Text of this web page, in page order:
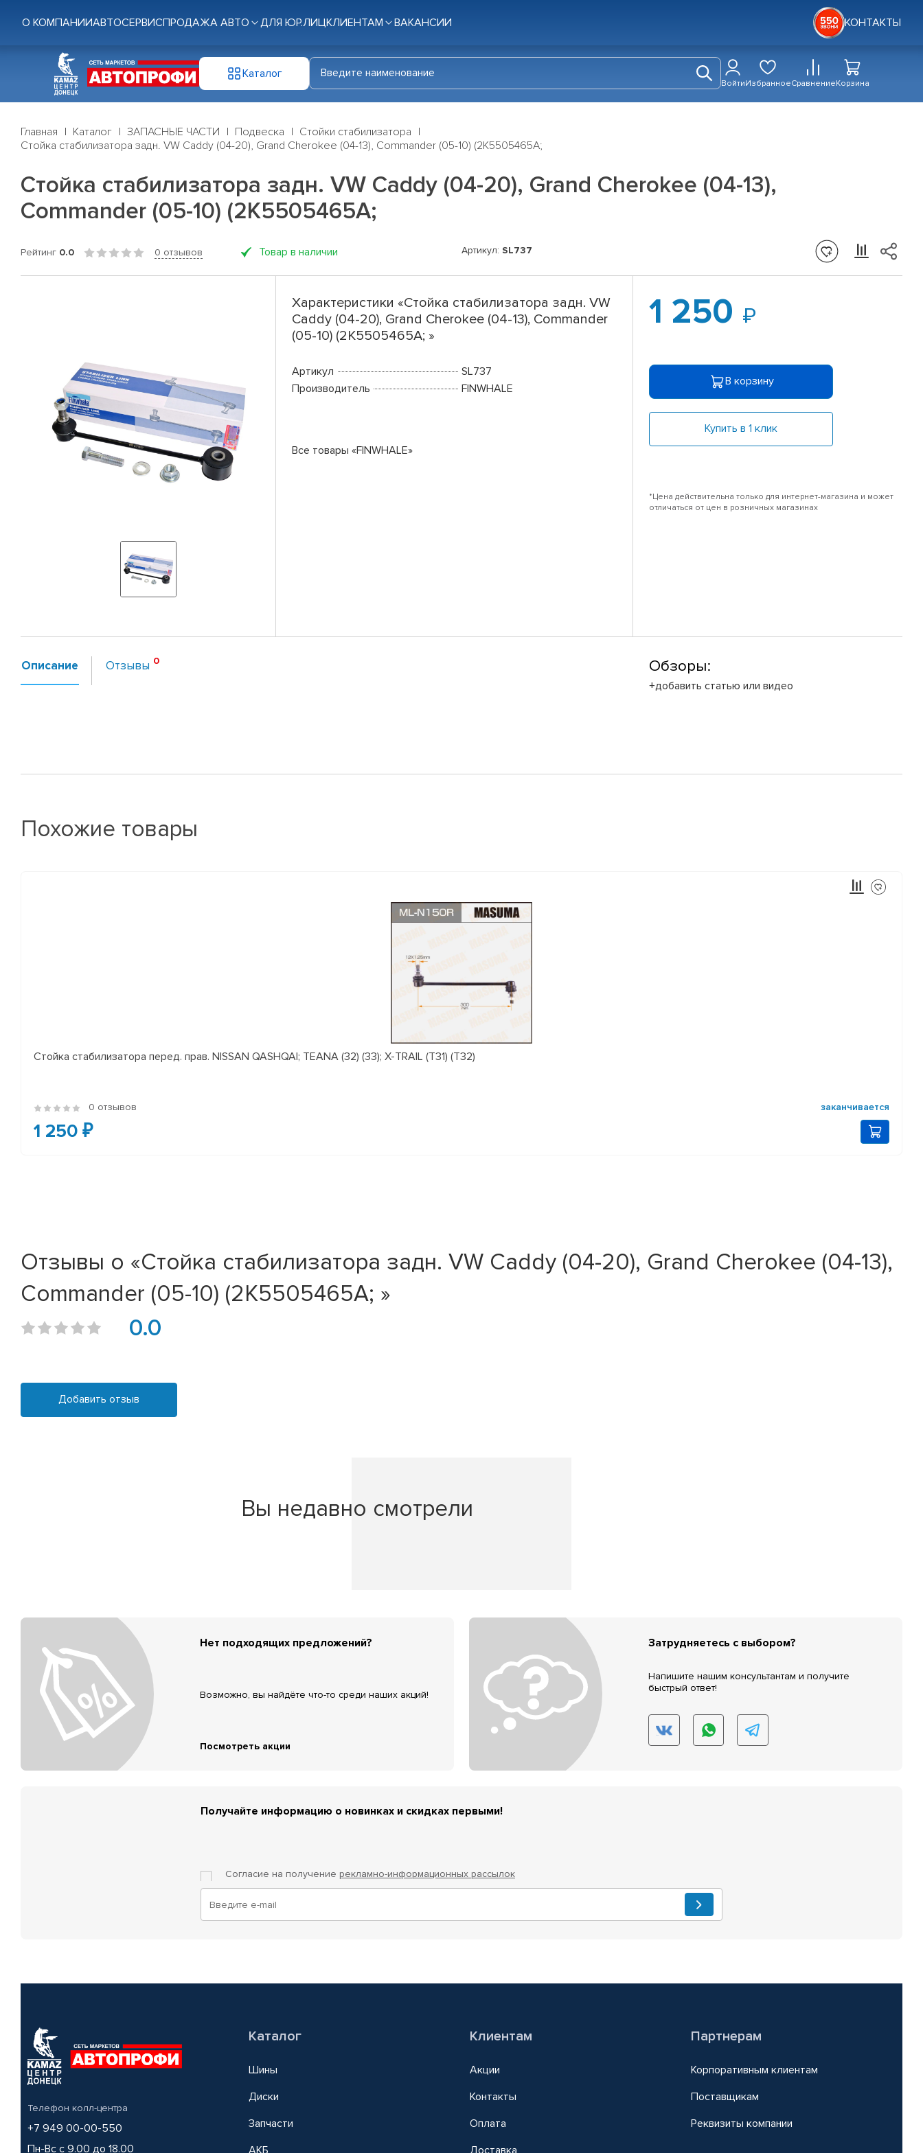
О КОМПАНИИАВТОСЕРВИСПРОДАЖА АВТО ДЛЯ ЮР.ЛИЦКЛИЕНТАМ ВАКАНСИИ КОНТАКТЫ
Каталог
ВойтиИзбранноеСравнениеКорзина
Главная Каталог ЗАПАСНЫЕ ЧАСТИ Подвеска
Стойки стабилизатора
Стойка стабилизатора задн. VW Caddy (04-20), Grand Cherokee (04-13), Commander (05-10) (2K5505465A;
Стойка стабилизатора задн. VW Caddy (04-20), Grand Cherokee (04-13),
Commander (05-10) (2K5505465A;
Рейтинг 0.0 0 отзывов Товар в наличии Артикул: SL737
Характеристики «Стойка стабилизатора задн. VW
Caddy (04-20), Grand Cherokee (04-13), Commander
(05-10) (2K5505465A; »
Артикул
SL737
Производитель
FINWHALE
Все товары «FINWHALE»
1 250
В корзину
Купить в 1 клик
*Цена действительна только для интернет-магазина и может
отличаться от цен в розничных магазинах
Описание Отзывы Обзоры:
+добавить статью или видео
Похожие товары
Стойка стабилизатора перед. прав. NISSAN QASHQAI; TEANA (32) (33); X-TRAIL (T31) (T32)
0 отзывов заканчивается
1 250 ₽
Отзывы о «Стойка стабилизатора задн. VW Caddy (04-20), Grand Cherokee (04-13),
Commander (05-10) (2K5505465A; »
0.0
Добавить отзыв
Вы недавно смотрели
Нет подходящих предложений?
Возможно, вы найдёте что-то среди наших акций!
Посмотреть акции
Затрудняетесь с выбором?
Напишите нашим консультантам и получите
быстрый ответ!
Получайте информацию о новинках и скидках первыми!
Согласие на получение рекламно-информационных рассылок
Телефон колл-центра
+7 949 00-00-550
Пн-Вс с 9.00 до 18.00
Каталог
Шины
Диски
Запчасти
АКБ
Клиентам
Акции
Контакты
Оплата
Доставка
Партнерам
Корпоративным клиентам
Поставщикам
Реквизиты компании